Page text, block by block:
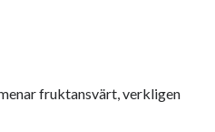
fruktansvärt, verkligen